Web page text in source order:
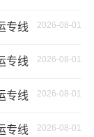
失或损坏，你
2026-08-01
专线
2026-08-01
专线
2026-08-01
专线
2026-08-01
专线